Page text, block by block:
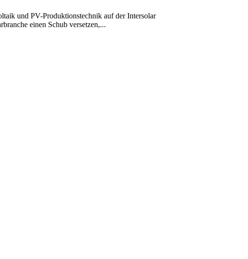
und PV-Produktionstechnik auf der Intersolar
einen Schub versetzen,...